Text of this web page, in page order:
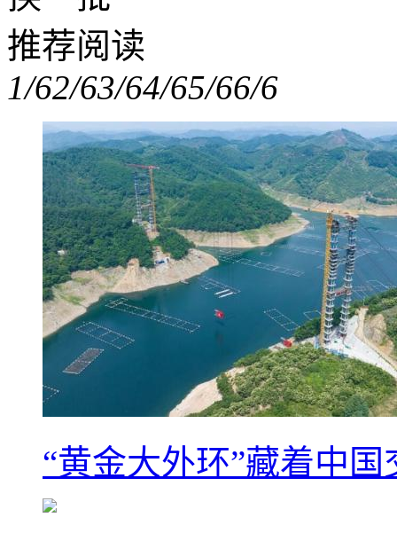
推荐阅读
1/62/63/64/65/66/6
“黄金大外环”藏着中